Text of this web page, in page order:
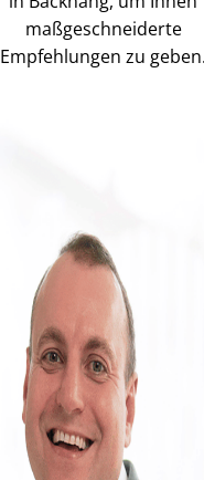
maß­ge­schnei­der­te
Empfehlungen zu geben.